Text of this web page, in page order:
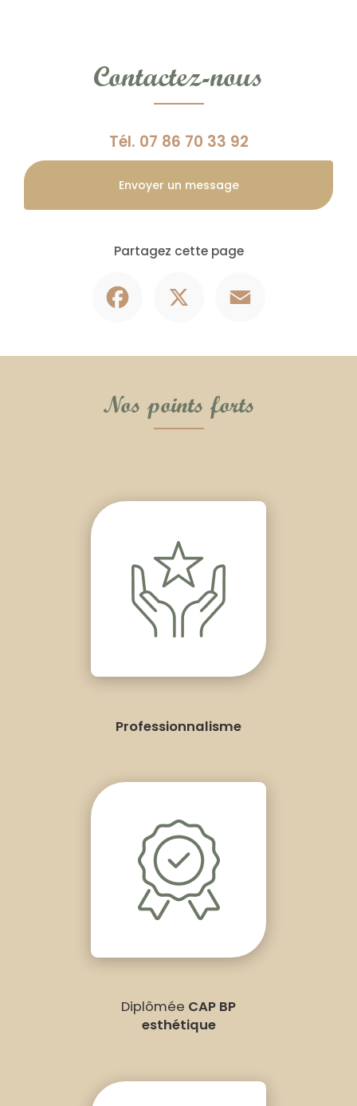
Contactez-nous
Tél. 07 86 70 33 92
Envoyer un message
Partagez cette page
Nos points forts
Professionnalisme
Diplômée CAP BP
esthétique